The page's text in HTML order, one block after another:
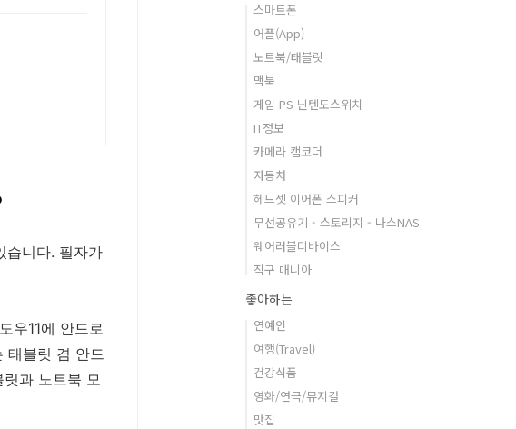
습니다. 필자가
우11에 안드로
태블릿 겸 안드
과 노트북 모
스마트폰
어플(App)
노트북/태블릿
맥북
게임 PS 닌텐도스위치
IT정보
카메라 캠코더
자동차
헤드셋 이어폰 스피커
무선공유기 - 스토리지 - 나스NAS
웨어러블디바이스
직구 매니아
좋아하는
연예인
여행(Travel)
건강식품
영화/연극/뮤지컬
맛집